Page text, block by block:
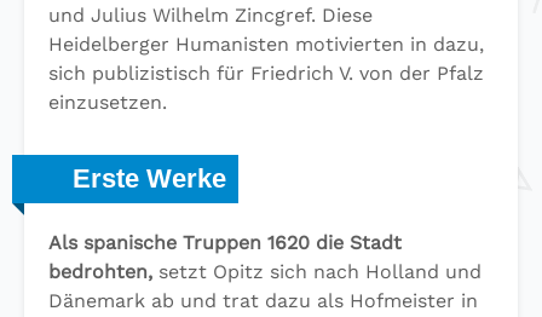
und Julius Wilhelm Zincgref. Diese
Heidelberger Humanisten motivierten in dazu,
sich publizistisch für Friedrich V. von der Pfalz
einzusetzen.
Erste Werke
Als spanische Truppen 1620 die Stadt
bedrohten, setzt Opitz sich nach Holland und
Dänemark ab und trat dazu als Hofmeister in